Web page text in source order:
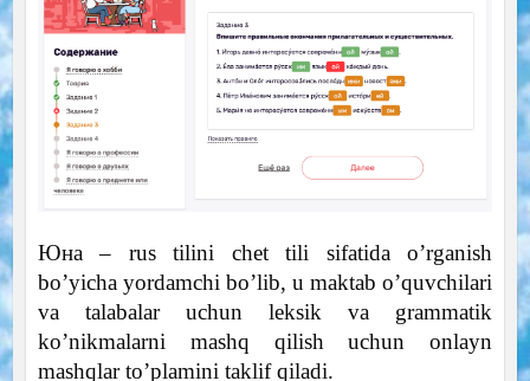
Юна – rus tilini chet tili sifatida o’rganish
bo’yicha yordamchi bo’lib, u maktab o’quvchilari
va talabalar uchun leksik va grammatik
ko’nikmalarni mashq qilish uchun onlayn
mashqlar to’plamini taklif qiladi.